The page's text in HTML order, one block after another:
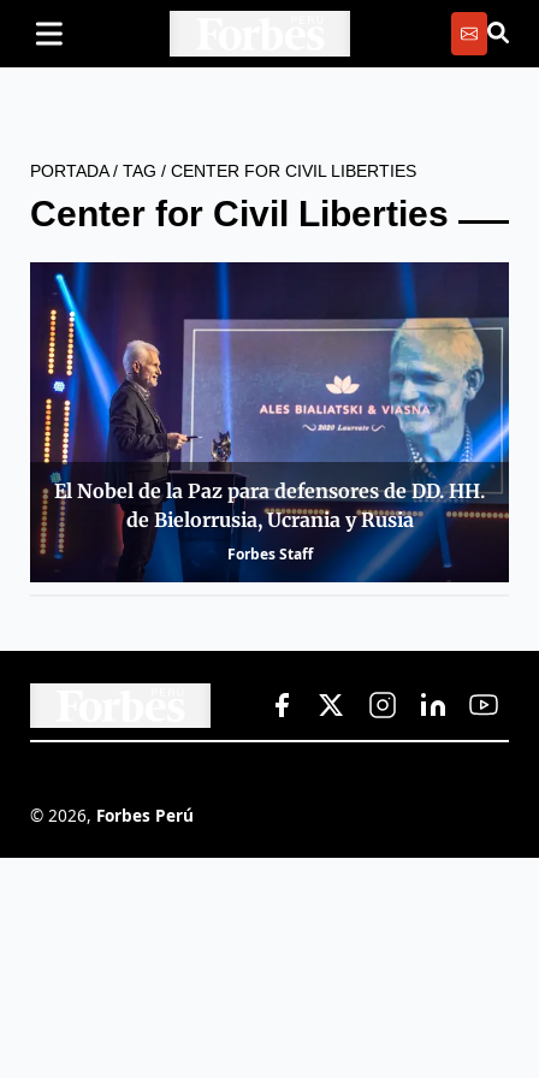
PORTADA/ TAG / CENTER FOR CIVIL LIBERTIES
Center for Civil Liberties
El Nobel de la Paz para defensores de DD. HH.
de Bielorrusia, Ucrania y Rusia
Forbes Staff
© 2026, Forbes Perú